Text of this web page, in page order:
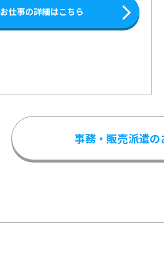
お仕事の詳細はこちら
事務・販売派遣